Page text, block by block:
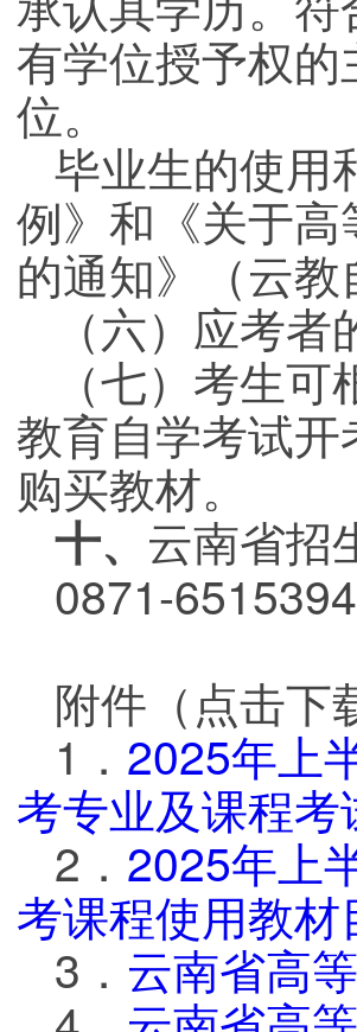
有学位授予权
位。
毕业生的使用
例》和《关于
的通知》（云
（六）应考
（七）考生
教育自学考试
购买教材。
十、 云南省招
0871-
附件（点击下
1． 2025年上
考专业及课程考
2． 2025年上
考课程使用教材
3． 云南省高